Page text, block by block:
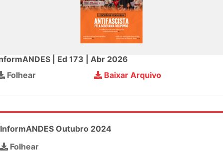
| Ed 173 | Abr 2026
Folhear
Baixar Arquivo
InformANDES Outubro 2024
Folhear